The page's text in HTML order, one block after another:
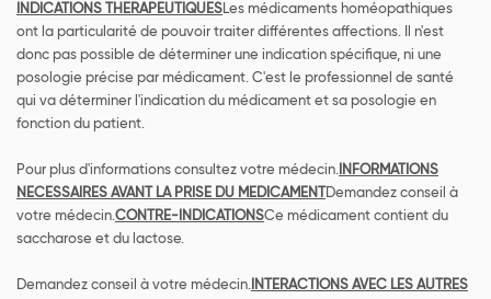
INDICATIONS THERAPEUTIQUESLes médicaments homéopathiques
ont la particularité de pouvoir traiter différentes affections. Il n'est
donc pas possible de déterminer une indication spécifique, ni une
posologie précise par médicament. C'est le professionnel de santé
qui va déterminer l'indication du médicament et sa posologie en
fonction du patient.
Pour plus d'informations consultez votre médecin. INFORMATIONS
NECESSAIRES AVANT LA PRISE DU MEDICAMENTDemandez conseil à
votre médecin.CONTRE-INDICATIONSCe médicament contient du
saccharose et du lactose.
Demandez conseil à votre médecin. INTERACTIONS AVEC LES AUTRES